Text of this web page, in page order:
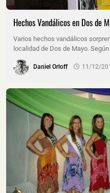
Hechos Vandálicos en Dos de
Varios hechos vandálicos
localidad de Dos de Mayo.
Daniel Orloff 11/12/